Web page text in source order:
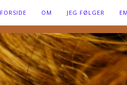
FORSIDE OM JEG FØLGER